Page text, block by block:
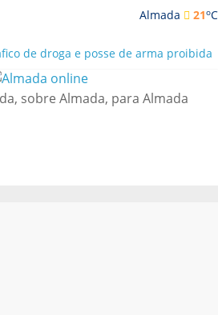
Almada 21oC
de droga e posse de arma proibida
ilações e ensinamentos necessários
Marítima e ASAE detectam
e restaurantes
Almada “foi um problema de má
sobre Almada, para Almada